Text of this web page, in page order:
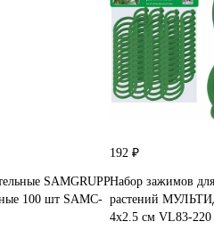
SAMGRUPP
100 шт SAMC-
192 ₽
Набор зажимов
растений
4x2.5 см VL83-220